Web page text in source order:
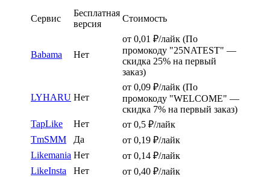
Сервис
Бесплатная
версия
Стоимость
Babama Нет
от 0,01 ₽/лайк (По
промокоду "25NATEST" —
скидка 25% на первый
заказ)
LYHARU Нет
от 0,09 ₽/лайк (По
промокоду "WELCOME" —
скидка 7% на первый заказ)
TapLike
Нет
от 0,5 ₽/лайк
TmSMM
Да
от 0,19 ₽/лайк
Likemania Нет
от 0,14 ₽/лайк
LikeInsta
Нет
от 0,40 ₽/лайк